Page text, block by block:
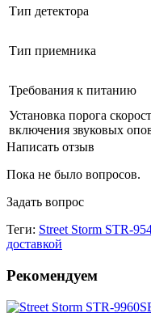
Тип детектора
Тип приемника
Требования к питанию
Установка порога
включения звуковых
Написать отзыв
Пока не было вопросов.
Задать вопрос
Теги: Street Storm STR-
доставкой
Рекомендуем